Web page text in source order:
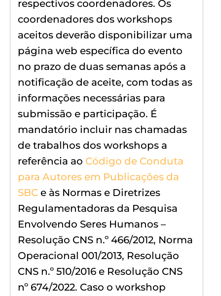
respectivos coordenadores. Os
coordenadores dos workshops
aceitos deverão disponibilizar uma
página web específica do evento
no prazo de duas semanas após a
notificação de aceite, com todas as
informações necessárias para
submissão e participação. É
mandatório incluir nas chamadas
de trabalhos dos workshops a
referência ao Código de Conduta
para Autores em Publicações da
SBC e às Normas e Diretrizes
Regulamentadoras da Pesquisa
Envolvendo Seres Humanos –
Resolução CNS n.º 466/2012, Norma
Operacional 001/2013, Resolução
CNS n.º 510/2016 e Resolução CNS
nº 674/2022. Caso o workshop